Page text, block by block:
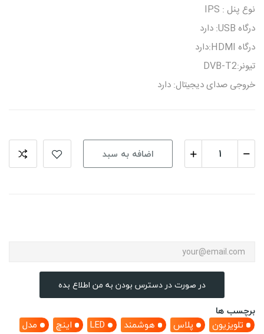
نوع پنل : IPS
درگاه USB: دارد
درگاه HDMI:دارد
تیونر:DVB-T2
خروجی صدای دیجیتال: دارد
اضافه به سبد
در صورت در دسترس بودن به من اطلاع بده
برچسب ها
تلویزیون
پلاس هوشمند LED اینچ
مدل